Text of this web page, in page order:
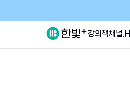
강의책채널.H